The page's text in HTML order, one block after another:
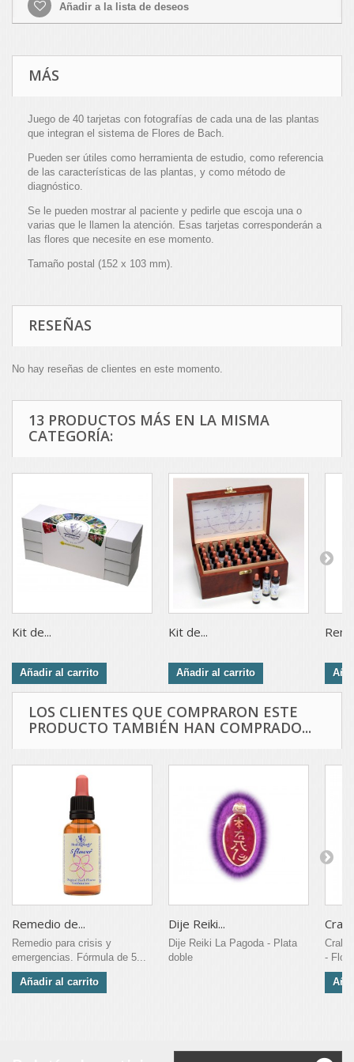
Añadir a la lista de deseos
MÁS
Juego de 40 tarjetas con fotografías de cada una de las plantas
que integran el sistema de Flores de Bach.
Pueden ser útiles como herramienta de estudio, como referencia
de las características de las plantas, y como método de
diagnóstico.
Se le pueden mostrar al paciente y pedirle que escoja una o
varias que le llamen la atención. Esas tarjetas corresponderán a
las flores que necesite en ese momento.
Tamaño postal (152 x 103 mm).
RESEÑAS
No hay reseñas de clientes en este momento.
13 PRODUCTOS MÁS EN LA MISMA
CATEGORÍA:
Kit de...
Añadir al carrito
Kit de...
Añadir al carrito
LOS CLIENTES QUE COMPRARON ESTE
PRODUCTO TAMBIÉN HAN COMPRADO...
Remedio de...
Remedio para crisis y
emergencias. Fórmula de 5...
Añadir al carrito
Dije Reiki...
Dije Reiki La Pagoda - Plata
doble
Crab
Crab
- Flor